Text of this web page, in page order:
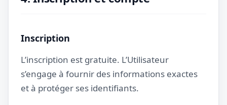
Inscription
L’inscription est gratuite. L’Utilisateur
s’engage à fournir des informations exactes
et à protéger ses identifiants.